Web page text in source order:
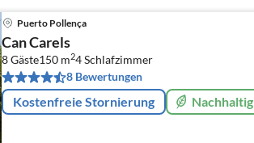
Puerto Pollença
Can Carels
8 Gäste150 m24Schlafzimmer
8 Bewertungen
Kostenfreie Stornierung Nachhaltig